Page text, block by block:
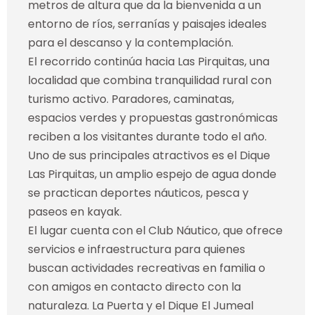
metros de altura que da la bienvenida a un
entorno de ríos, serranías y paisajes ideales
para el descanso y la contemplación.
El recorrido continúa hacia Las Pirquitas, una
localidad que combina tranquilidad rural con
turismo activo. Paradores, caminatas,
espacios verdes y propuestas gastronómicas
reciben a los visitantes durante todo el año.
Uno de sus principales atractivos es el Dique
Las Pirquitas, un amplio espejo de agua donde
se practican deportes náuticos, pesca y
paseos en kayak.
El lugar cuenta con el Club Náutico, que ofrece
servicios e infraestructura para quienes
buscan actividades recreativas en familia o
con amigos en contacto directo con la
naturaleza. La Puerta y el Dique El Jumeal